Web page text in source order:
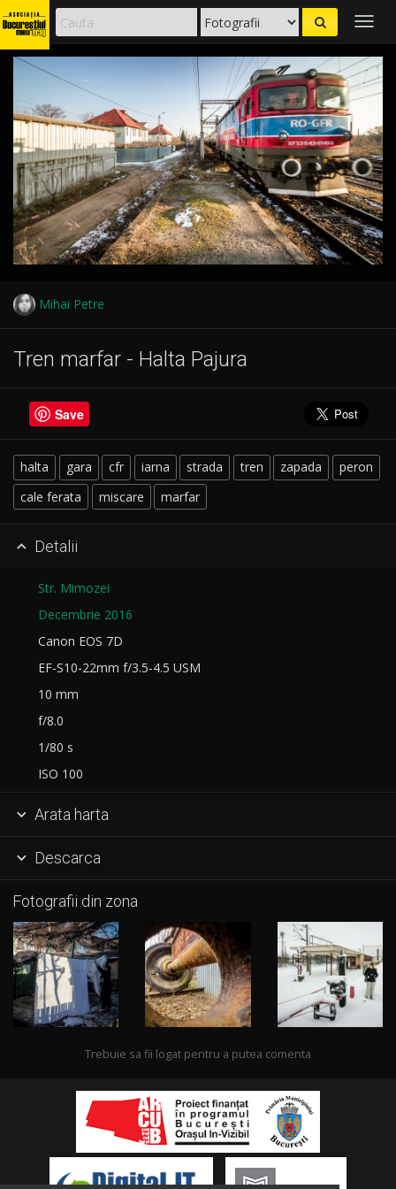
Mihai Petre
Tren marfar - Halta Pajura
Save
halta gara cfr iarna strada tren zapada
peron
cale ferata
miscare marfar
 Detalii
Str. Mimozei
Decembrie 2016
Canon EOS 7D
EF-S10-22mm f/3.5-4.5 USM
10 mm
f/8.0
1/80 s
ISO 100
 Arata harta
 Descarca
Fotografii din zona
Trebuie sa fii logat pentru a putea comenta